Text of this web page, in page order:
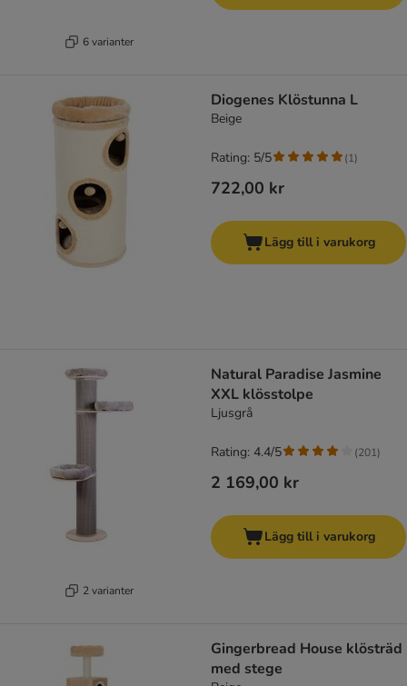
6 varianter
Diogenes Klöstunna L
Beige
722,00 kr
Rating: 5/5 (1)
Lägg till i varukorg
2 varianter
Natural Paradise Jasmine
XXL klösstolpe
Ljusgrå
2 169,00 kr
Rating: 4.4/5 (201)
Lägg till i varukorg
Gingerbread House klösträd
med stege